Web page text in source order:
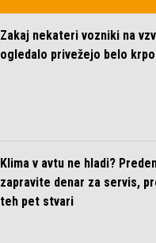
Zakaj nekateri vozniki na
ogledalo privežejo belo
Klima v avtu ne hladi?
zapravite denar za servis,
teh pet stvari